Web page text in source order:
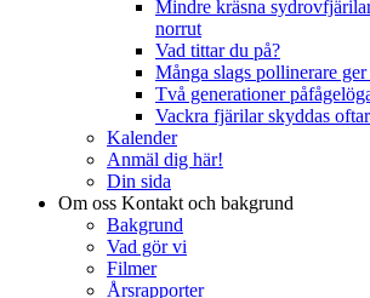
Mindre kräsna
norrut
Vad tittar du på?
Många slags pollinerare
Två generationer
Vackra fjärilar skyddas
Kalender
Anmäl dig här!
Din sida
Om oss Kontakt och bakgrund
Bakgrund
Vad gör vi
Filmer
Årsrapporter